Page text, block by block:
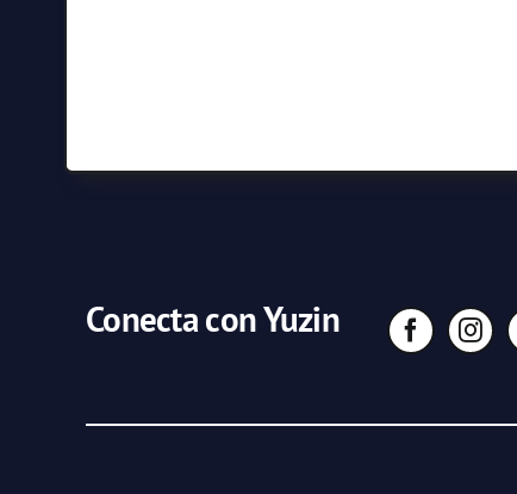
Conecta con Yuzin